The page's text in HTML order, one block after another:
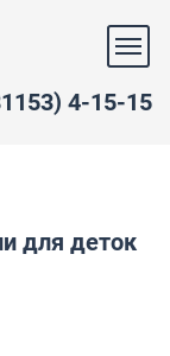
4-15-15
для деток